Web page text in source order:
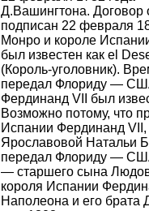
Д.Вашингтона.
подписан 22 февраля
Монро и короле
был известен как el
(Король-уголовник).
передал Флориду —
Фердинанд VII был
Возможно потому, что
Испании Фердинанд
Ярославовой Натальи
передал Флориду —
— старшего сына
короля Испании
Наполеона и его